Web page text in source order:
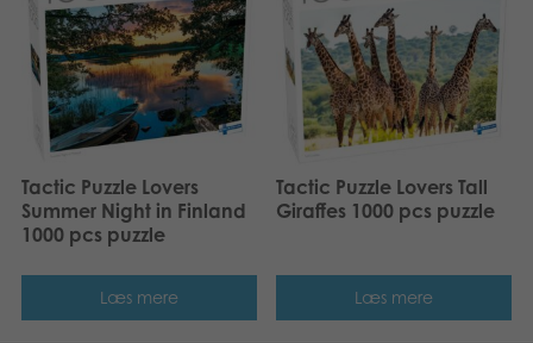
Tactic Puzzle Lovers
Summer Night in Finland
1000 pcs puzzle
Læs mere
Tactic Puzzle Lovers Tall
Giraffes 1000 pcs puzzle
Læs mere